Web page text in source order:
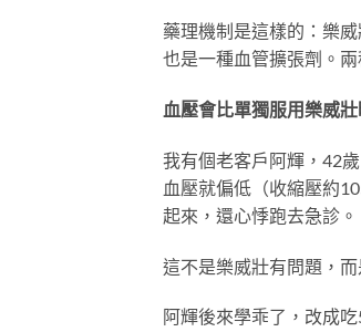
藥理機制是這樣的：樂
也是一種血管擴張劑。
血壓會比單獨服用樂威壯
我有個老客戶阿輝，42
血壓就偏低（收縮壓約
起來，還心悸跑去急診。
這不是樂威壯有問題，而
阿輝後來學乖了，改成